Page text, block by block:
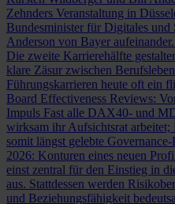
Zehnders Veranstaltung in
Bundesminister für Digitales
Anderson von Bayer aufeinander.
Die zweite Karrierehälfte
klare Zäsur zwischen
Führungskarrieren heute oft ein
Board Effectiveness Reviews:
Impuls Fast alle DAX40- und
wirksam ihr Aufsichtsrat
somit längst gelebte Governance-
2026: Konturen eines neuen
einst zentral für den Einstieg in
aus. Stattdessen werden
und Beziehungsfähigkeit